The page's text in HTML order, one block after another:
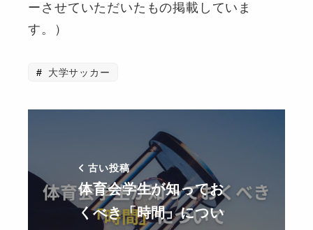
ーさせていただいたもの掲載していま
す。）
大学サッカー
古い投稿
体育会学生が知ってお
くべき「時間」につい